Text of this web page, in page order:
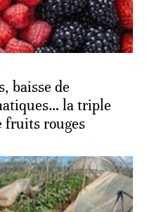
baisse de
la triple
fruits rouges